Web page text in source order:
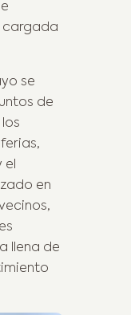
cargada
se
de
el
en
llena de